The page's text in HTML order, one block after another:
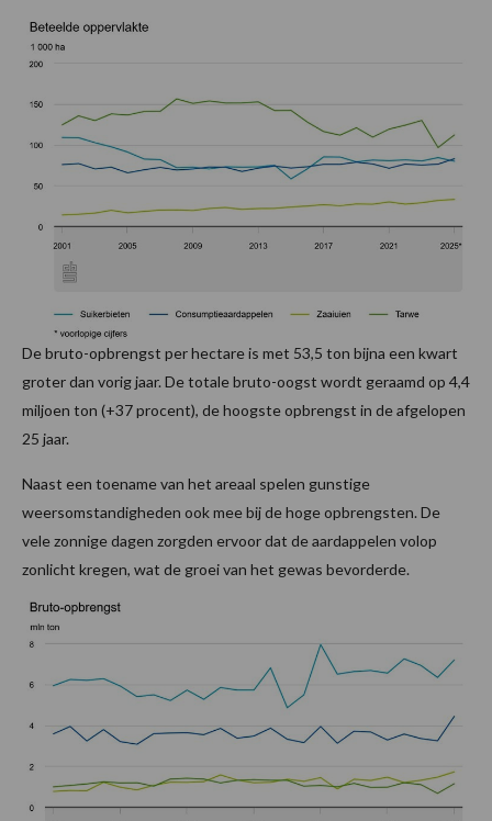
De bruto-opbrengst per hectare is met 53,5 ton bijna een kwart
groter dan vorig jaar. De totale bruto-oogst wordt geraamd op 4,4
miljoen ton (+37 procent), de hoogste opbrengst in de afgelopen
25 jaar.
Naast een toename van het areaal spelen gunstige
weersomstandigheden ook mee bij de hoge opbrengsten. De
vele zonnige dagen zorgden ervoor dat de aardappelen volop
zonlicht kregen, wat de groei van het gewas bevorderde.